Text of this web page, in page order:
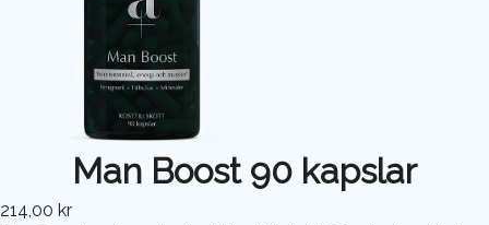
Man Boost 90 kapslar
214,00 kr